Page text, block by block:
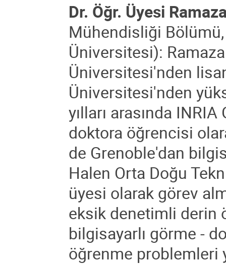
Dr. Öğr. Üyesi
Mühendisliği
Üniversitesi):
Üniversitesi'nden
Üniversitesi'nden
yılları arasında
doktora öğrencisi
de Grenoble'dan
Halen Orta Doğu
üyesi olarak görev
eksik denetimli derin
bilgisayarlı görme -
öğrenme problemleri